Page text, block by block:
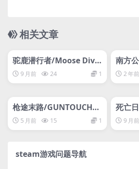
相关文章
网盘下载游戏
驼鹿潜行者/Moose Dive
r 9 月前 24 1
南方
UTH
Y!/支
2 年前
网盘下载游戏
枪途末路/GUNTOUCHA
BLES
5 月前 15 1
死亡
y 9 月前
steam游戏问题导航